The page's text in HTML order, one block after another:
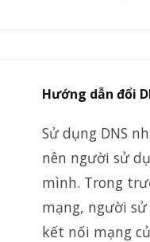
Hướng dẫn đổi
Sử dụng DNS
nên người sử
mình. Trong
mạng, người sử
kết nối mạng